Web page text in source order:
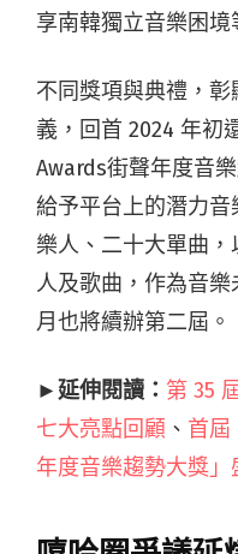
享南韓獨立音樂困境
不同獎項與典禮，
義，回首 2024 年初
Awards街聲年度音
給予平台上的潛力
樂人、二十大單曲
人及歌曲，作為音樂
月也將續辦第二屆。
►延伸閱讀： 第 35
七大亮點回顧 、 首屆
年度音樂趨勢大獎」